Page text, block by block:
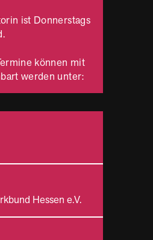
ist Donnerstags
können mit
werden unter:
Hessen e.V.